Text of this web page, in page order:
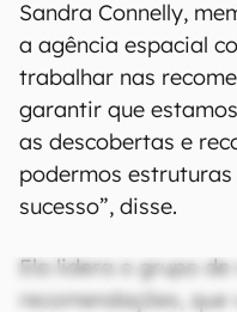
Sandra Connelly,
a agência espacial
trabalhar nas
garantir que
as descobertas e
podermos
sucesso”, disse.
Ela lidera o grupo
recomendações,